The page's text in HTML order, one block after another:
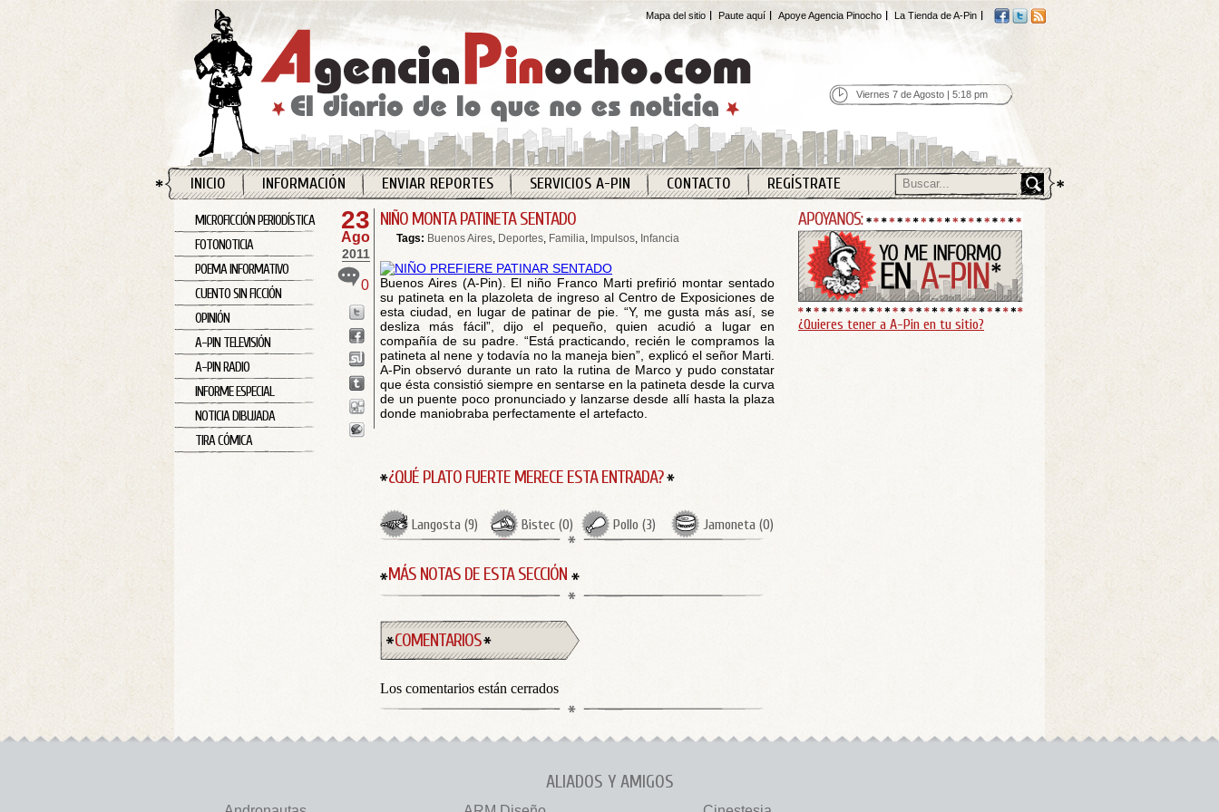
Mapa del sitio Paute aquí Apoye Agencia Pinocho La Tienda de A-Pin
Viernes 7 de Agosto | 5:18 pm
INICIO INFORMACIÓN ENVIAR REPORTES SERVICIOS A-PIN CONTACTO REGÍSTRATE
MICROFICCIÓN PERIODÍSTICA
FOTONOTICIA
POEMA INFORMATIVO
CUENTO SIN FICCIÓN
OPINIÓN
A-PIN TELEVISIÓN
A-PIN RADIO
INFORME ESPECIAL
NOTICIA DIBUJADA
TIRA CÓMICA
23
Ago
2011
0
NIÑO MONTA PATINETA SENTADO
Tags: Buenos Aires, Deportes, Familia, Impulsos, Infancia
Buenos Aires (A-Pin). El niño Franco Marti prefirió montar sentado
su patineta en la plazoleta de ingreso al Centro de Exposiciones de
esta ciudad, en lugar de patinar de pie. “Y, me gusta más así, se
desliza más fácil”, dijo el pequeño, quien acudió a lugar en
compañía de su padre. “Está practicando, recién le compramos la
patineta al nene y todavía no la maneja bien”, explicó el señor Marti.
A-Pin observó durante un rato la rutina de Marco y pudo constatar
que ésta consistió siempre en sentarse en la patineta desde la curva
de un puente poco pronunciado y lanzarse desde allí hasta la plaza
donde maniobraba perfectamente el artefacto.
¿QUÉ PLATO FUERTE MERECE ESTA ENTRADA?
Langosta (9) Bistec (0) Pollo (3) Jamoneta (0)
MÁS NOTAS DE ESTA SECCIÓN
COMENTARIOS
Los comentarios están cerrados
¿Quieres tener a A-Pin en tu sitio?
ALIADOS Y AMIGOS